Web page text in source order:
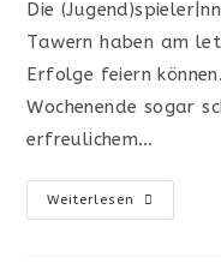
Die
Tawern haben am
Erfolge feiern
Wochenende sogar
erfreulichem…
Weiterlesen